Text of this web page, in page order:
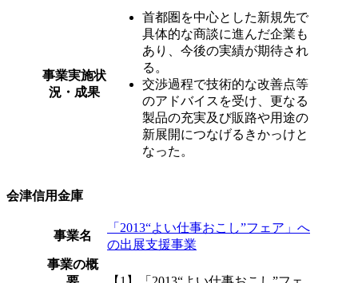
事業実施状
況・成果
首都圏を中心とした新規先で
具体的な商談に進んだ企業も
あり、今後の実績が期待され
る。
交渉過程で技術的な改善点等
のアドバイスを受け、更なる
製品の充実及び販路や用途の
新展開につなげるきかっけと
なった。
会津信用金庫
事業名
「2013“よい仕事おこし”フェア」へ
の出展支援事業
事業の概